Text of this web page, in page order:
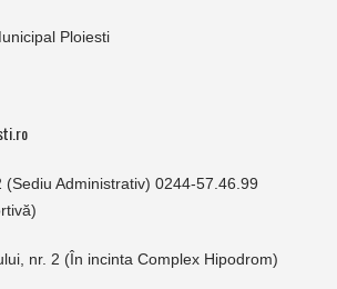
Ploiesti
(Sediu Administrativ) 0244-57.46.99
nr. 2 (În incinta Complex Hipodrom)